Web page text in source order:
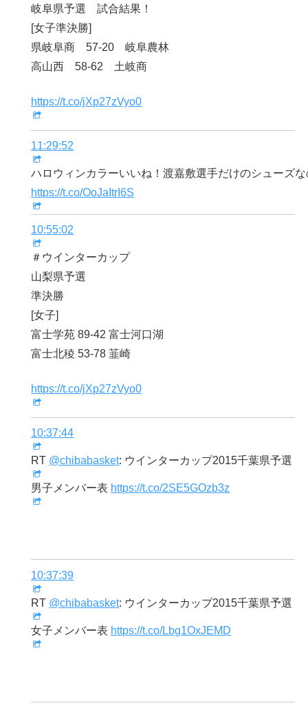
岐阜県予選 試合結果！
[女子準決勝]
県岐阜商 57-20 岐阜農林
高山西 58-62 土岐商
https://t.co/jXp27zVyo0
11:29:52
ハロウィンカラーいいね！渡嘉敷選手だけのシューズ
https://t.co/OoJaItrI6S
10:55:02
＃ウインターカップ
山梨県予選
準決勝
[女子]
富士学苑 89-42 富士河口湖
富士北稜 53-78 韮崎
https://t.co/jXp27zVyo0
10:37:44
RT @chibabasket: ウインターカップ2015千葉県予選
男子メンバー表 https://t.co/2SE5GOzb3z
10:37:39
RT @chibabasket: ウインターカップ2015千葉県予選
女子メンバー表 https://t.co/Lbg1OxJEMD